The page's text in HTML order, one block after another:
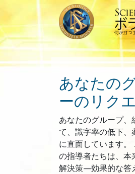
あなたの
ーのリク
あなたのグループ
て、識字率の低下、
に直面しています
の指導者たちは、本
解決策—効果的な答